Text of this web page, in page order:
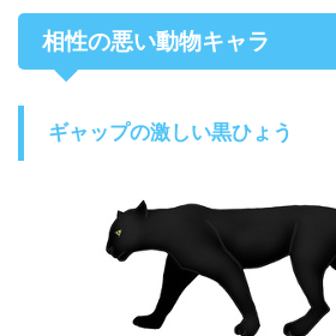
相性の悪い動物キャラ
ギャップの激しい黒ひょう